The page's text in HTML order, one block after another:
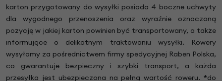
karton przygotowany do wysyłki posiada 4 boczne uchwyty
dla wygodnego przenoszenia oraz wyraźnie oznaczoną
pozycję w jakiej karton powinien być transportowany, a także
informujące o delikatnym traktowaniu wysyłki. Rowery
wysyłamy za pośrednictwem firmy spedycyjnej Raben Polska,
co gwarantuje bezpieczny i szybki transport, a każda
przesyłka jest ubezpieczona na pełną wartość roweru. *do